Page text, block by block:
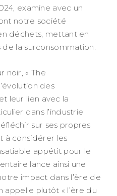
examine avec un
notre société
déchets, mettant en
la surconsommation.
noir, « The
des
leur lien avec la
dans l’industrie
sur ses propres
à considérer les
appétit pour le
lance ainsi une
impact dans l’ère de
appelle plutôt « l’ère du